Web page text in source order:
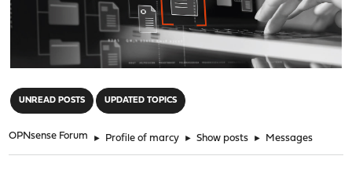
UNREAD POSTS UPDATED TOPICS
OPNsense Forum ► Profile of marcy ► Show posts ► Messages